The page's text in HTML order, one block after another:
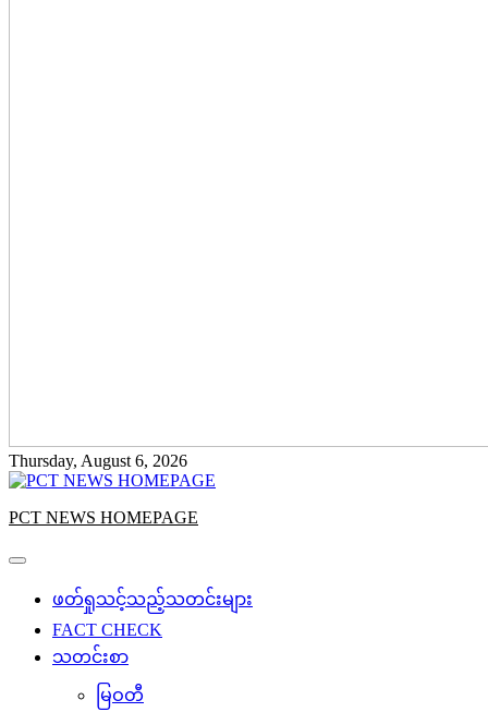
Thursday, August 6, 2026
PCT NEWS HOMEPAGE
ဖတ်ရှုသင့်သည့်သတင်းများ
FACT CHECK
သတင်းစာ
မြဝတီ